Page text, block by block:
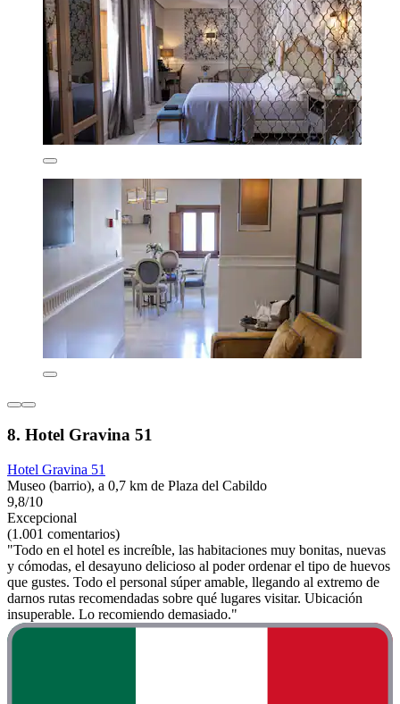
8. Hotel Gravina 51
Hotel Gravina 51
Museo (barrio), a 0,7 km de Plaza del Cabildo
9,8/10
Excepcional
(1.001 comentarios)
"Todo en el hotel es increíble, las habitaciones muy bonitas, nuevas
y cómodas, el desayuno delicioso al poder ordenar el tipo de huevos
que gustes. Todo el personal súper amable, llegando al extremo de
darnos rutas recomendadas sobre qué lugares visitar. Ubicación
insuperable. Lo recomiendo demasiado."